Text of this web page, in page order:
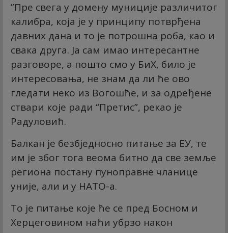
”Пре свега у домену муниције различитог
калибра, која је у принципу потврђена
давних дана и то је потрошна роба, као и
свака друга. Ја сам имао интересантне
разговоре, а пошто смо у БиХ, било је
интересовања, не знам да ли ће ово
гледати неко из Вогошће, и за одређене
ствари које ради “Претис”, рекао је
Радуловић.
Балкан је безбједносно питање за ЕУ, те
им је због тога веома битно да све земље
региона постану пуноправне чланице
уније, али и у НАТО-а.
То је питање које ће се пред Босном и
Херцеговином наћи убрзо након